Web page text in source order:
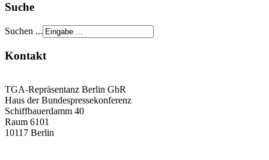
Suche
Suchen ...
Kontakt
TGA-Repräsentanz Berlin GbR
Haus der Bundespressekonferenz
Schiffbauerdamm 40
Raum 6101
10117 Berlin